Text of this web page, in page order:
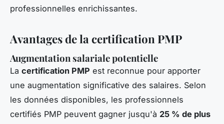
professionnelles enrichissantes.
Avantages de la certification PMP
Augmentation salariale potentielle
La certification PMP est reconnue pour apporter
une augmentation significative des salaires. Selon
les données disponibles, les professionnels
certifiés PMP peuvent gagner jusqu'à 25 % de plus